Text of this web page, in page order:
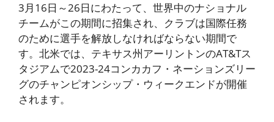
3月16日～26日にわたって、世界中のナショナル
チームがこの期間に招集され、クラブは国際任務
のために選手を解放しなければならない期間で
す。北米では、テキサス州アーリントンのAT&Tス
タジアムで2023-24コンカカフ・ネーションズリー
グのチャンピオンシップ・ウィークエンドが開催
されます。